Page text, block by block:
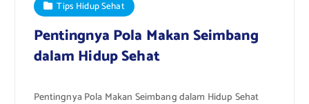
Tips Hidup Sehat
Pentingnya Pola Makan Seimbang
dalam Hidup Sehat
Pentingnya Pola Makan Seimbang dalam Hidup Sehat